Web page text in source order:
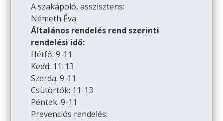
A szakápoló, asszisztens:
Németh Éva
Általános rendelés rend szerinti
rendelési idő:
Hétfő: 9-11
Kedd: 11-13
Szerda: 9-11
Csütörtök: 11-13
Péntek: 9-11
Prevenciós rendelés: